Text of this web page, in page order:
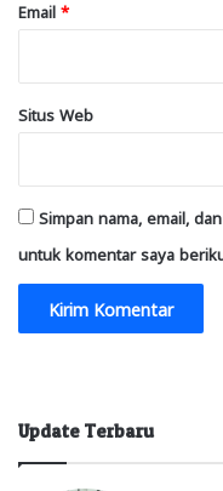
Email *
Situs Web
Simpan nama, email,
untuk komentar saya
Update Terbaru